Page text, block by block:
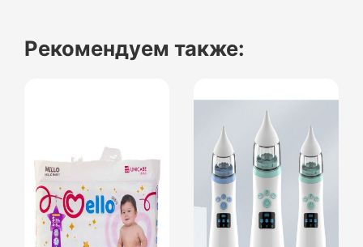
Рекомендуем также: